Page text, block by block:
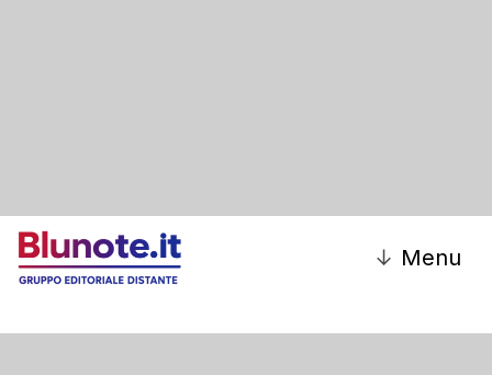
↓ Menu